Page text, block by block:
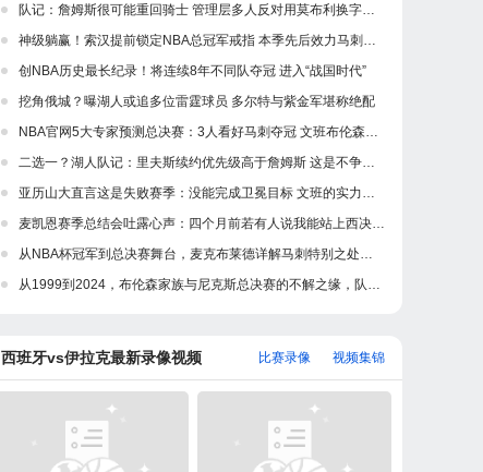
队记：詹姆斯很可能重回骑士 管理层多人反对用莫布利换字母哥
神级躺赢！索汉提前锁定NBA总冠军戒指 本季先后效力马刺尼克斯
创NBA历史最长纪录！将连续8年不同队夺冠 进入“战国时代”
挖角俄城？曝湖人或追多位雷霆球员 多尔特与紫金军堪称绝配
NBA官网5大专家预测总决赛：3人看好马刺夺冠 文班布伦森争FMVP 附马刺vs尼克斯总决赛赛程时间
二选一？湖人队记：里夫斯续约优先级高于詹姆斯 这是不争的事实
亚历山大直言这是失败赛季：没能完成卫冕目标 文班的实力独一档
麦凯恩赛季总结会吐露心声：四个月前若有人说我能站上西决舞台，我会一脸难以置信
从NBA杯冠军到总决赛舞台，麦克布莱德详解马刺特别之处：年轻、能缠、还有老派底蕴
从1999到2024，布伦森家族与尼克斯总决赛的不解之缘，队友哈特明确表态：只有上过场的人才配评价他
西班牙vs伊拉克最新录像视频 视频集锦
比赛录像